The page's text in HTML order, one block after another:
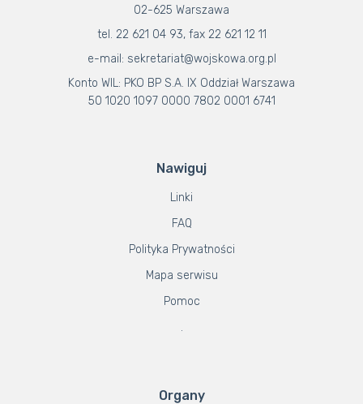
02-625 Warszawa
tel. 22 621 04 93, fax 22 621 12 11
e-mail: sekretariat@wojskowa.org.pl
Konto WIL: PKO BP S.A. IX Oddział Warszawa
50 1020 1097 0000 7802 0001 6741
Nawiguj
Linki
FAQ
Polityka Prywatności
Mapa serwisu
Pomoc
.
Organy